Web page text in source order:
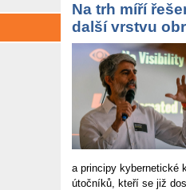
Na trh míří
další vrstvu
a principy kybernetické
útočníků, kteří se již